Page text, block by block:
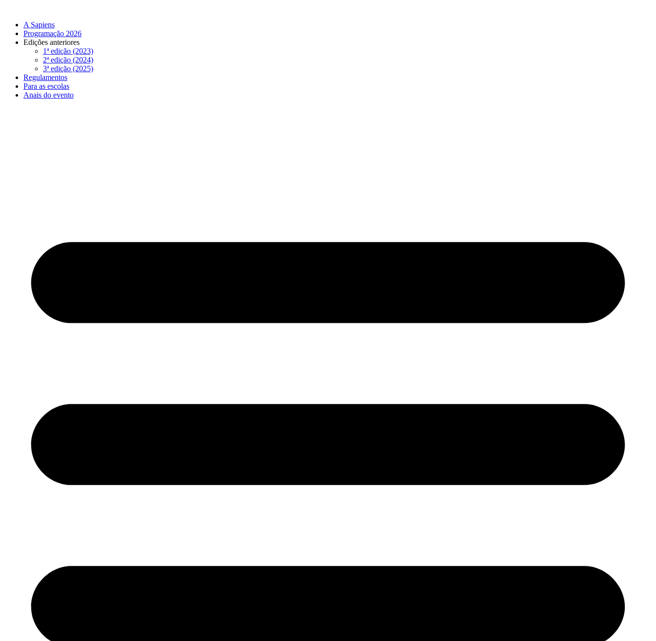
A Sapiens
Programação 2026
Edições anteriores
1ª edição (2023)
2ª edição (2024)
3ª edição (2025)
Regulamentos
Para as escolas
Anais do evento